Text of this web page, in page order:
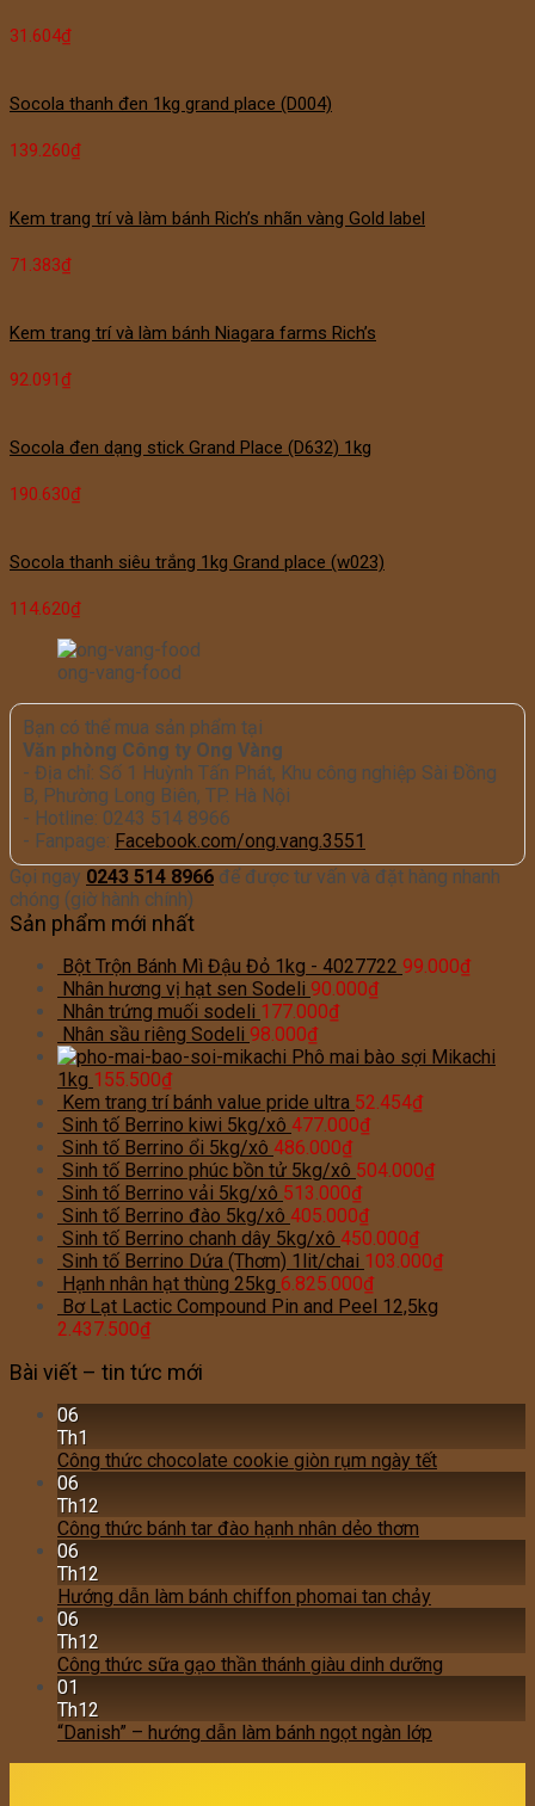
31.604₫
Socola thanh đen 1kg grand place (D004)
139.260₫
Kem trang trí và làm bánh Rich’s nhãn vàng Gold label
71.383₫
Kem trang trí và làm bánh Niagara farms Rich’s
92.091 ₫
Socola đen dạng stick Grand Place (D632) 1kg
190.630₫
Socola thanh siêu trắng 1kg Grand place (w023)
114.620₫
ong-vang-food
Bạn có thể mua sản phẩm tại
Văn phòng Công ty Ong Vàng
- Địa chỉ: Số 1 Huỳnh Tấn Phát, Khu công nghiệp Sài Đồng
B, Phường Long Biên, TP. Hà Nội
- Hotline: 0243 514 8966
- Fanpage: Facebook.com/ong.vang.3551
Gọi ngay 0243 514 8966 để được tư vấn và đặt hàng nhanh
chóng (giờ hành chính)
Sản phẩm mới nhất
Bột Trộn Bánh Mì Đậu Đỏ 1kg - 4027722 99.000₫
Nhân hương vị hạt sen Sodeli 90.000₫
Nhân trứng muối sodeli 177.000₫
Nhân sầu riêng Sodeli 98.000₫
Phô mai bào sợi Mikachi
1kg 155.500₫
Kem trang trí bánh value pride ultra 52.454₫
Sinh tố Berrino kiwi 5kg/xô 477.000₫
Sinh tố Berrino ổi 5kg/xô 486.000₫
Sinh tố Berrino phúc bồn tử 5kg/xô 504.000₫
Sinh tố Berrino vải 5kg/xô 513.000₫
Sinh tố Berrino đào 5kg/xô 405.000₫
Sinh tố Berrino chanh dây 5kg/xô 450.000₫
Sinh tố Berrino Dứa (Thơm) 1lit/chai 103.000₫
Hạnh nhân hạt thùng 25kg 6.825.000₫
Bơ Lạt Lactic Compound Pin and Peel 12,5kg
2.437.500₫
Bài viết – tin tức mới
06
Th1
Công thức chocolate cookie giòn rụm ngày tết
06
Th12
Công thức bánh tar đào hạnh nhân dẻo thơm
06
Th12
Hướng dẫn làm bánh chiffon phomai tan chảy
06
Th12
Công thức sữa gạo thần thánh giàu dinh dưỡng
01
Th12
“Danish” – hướng dẫn làm bánh ngọt ngàn lớp